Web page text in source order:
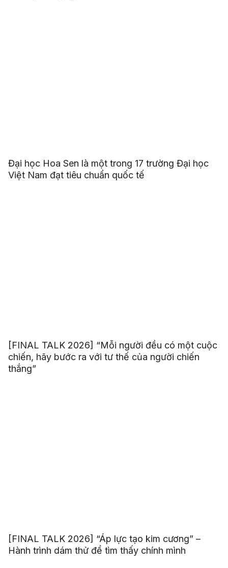
Đại học Hoa Sen là một trong 17 trường Đại học
Việt Nam đạt tiêu chuẩn quốc tế
[FINAL TALK 2026] “Mỗi người đều có một cuộc
chiến, hãy bước ra với tư thế của người chiến
thắng”
[FINAL TALK 2026] “Áp lực tạo kim cương” –
Hành trình dám thử để tìm thấy chính mình